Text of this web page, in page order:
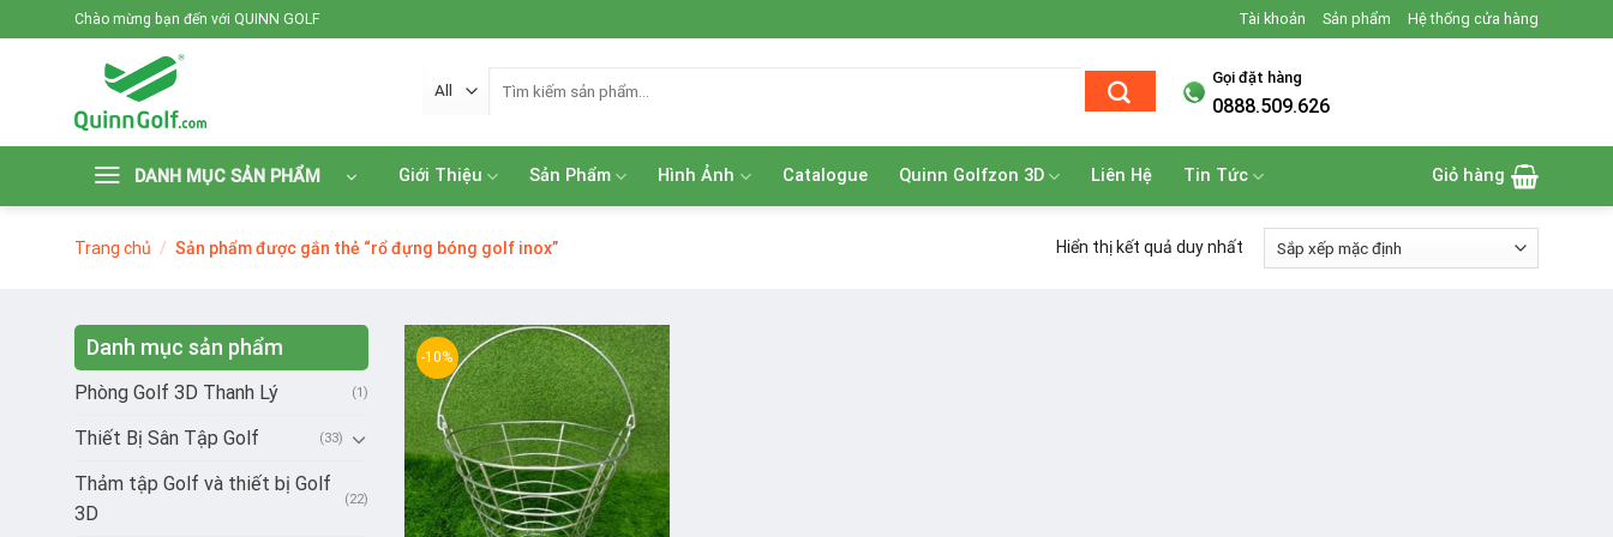
to
Chào mừng bạn đến với QUINN GOLF Tài khoản Sản phẩm Hệ thống cửa hàng
Gọi đặt hàng
0888.509.626
DANH MỤC SẢN PHẨM Giới Thiệu Sản Phẩm Hình Ảnh Catalogue Quinn Golfzon 3D Liên Hệ Tin Tức Giỏ hàng
Trang chủ / Sản phẩm được gắn thẻ “rổ đựng bóng golf inox” Hiển thị kết quả duy nhất
Danh mục sản phẩm
Phòng Golf 3D Thanh Lý (1)
Thiết Bị Sân Tập Golf (33)
Thảm tập Golf và thiết bị Golf
3D
(22)
-10%